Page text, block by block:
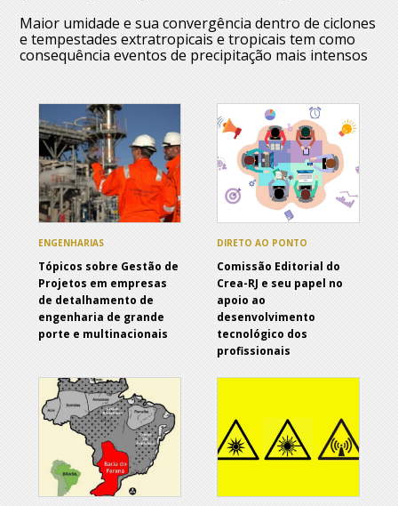
Maior umidade e sua convergência dentro de ciclones
e tempestades extratropicais e tropicais tem como
consequência eventos de precipitação mais intensos
ENGENHARIAS
Tópicos sobre Gestão de
Projetos em empresas
de detalhamento de
engenharia de grande
porte e multinacionais
DIRETO AO PONTO
Comissão Editorial do
Crea-RJ e seu papel no
apoio ao
desenvolvimento
tecnológico dos
profissionais